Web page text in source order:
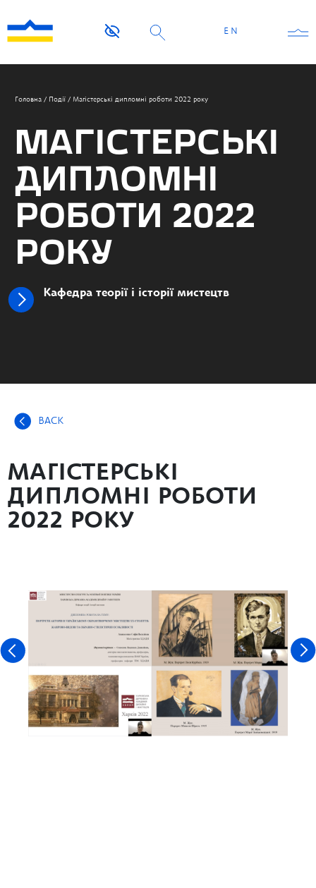
EN
Головна / Події / Магістерські дипломні роботи 2022 року
МАГІСТЕРСЬКІ
ДИПЛОМНІ
РОБОТИ 2022
РОКУ
Кафедра теорії і історії мистецтв
BACK
МАГІСТЕРСЬКІ
ДИПЛОМНІ РОБОТИ
2022 РОКУ